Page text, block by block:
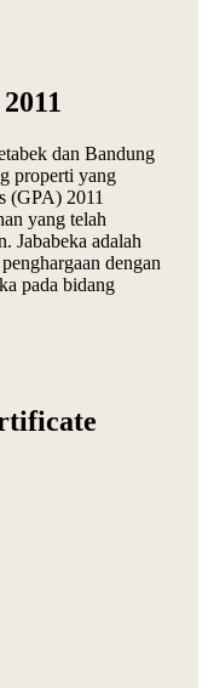
dan Bandung
properti yang
(GPA) 2011
yang telah
Jababeka adalah
dengan
pada bidang